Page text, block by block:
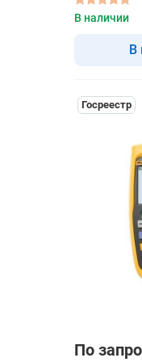
В наличии
В
Госреестр
По